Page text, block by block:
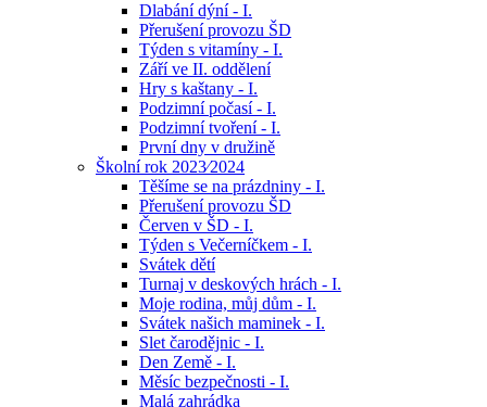
Dlabání dýní - I.
Přerušení provozu ŠD
Týden s vitamíny - I.
Září ve II. oddělení
Hry s kaštany - I.
Podzimní počasí - I.
Podzimní tvoření - I.
První dny v družině
Školní rok 2023⁄2024
Těšíme se na prázdniny - I.
Přerušení provozu ŠD
Červen v ŠD - I.
Týden s Večerníčkem - I.
Svátek dětí
Turnaj v deskových hrách - I.
Moje rodina, můj dům - I.
Svátek našich maminek - I.
Slet čarodějnic - I.
Den Země - I.
Měsíc bezpečnosti - I.
Malá zahrádka